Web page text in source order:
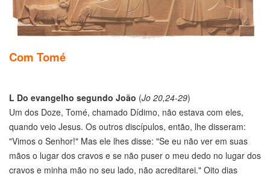
Com Tomé
L Do evangelho segundo João (Jo 20,24-29)
Um dos Doze, Tomé, chamado Dídimo, não estava com eles,
quando veio Jesus. Os outros discípulos, então, lhe disseram:
"Vimos o Senhor!" Mas ele lhes disse: "Se eu não ver em suas
mãos o lugar dos cravos e se não puser o meu dedo no lugar dos
cravos e minha mão no seu lado, não acreditarei." Oito dias